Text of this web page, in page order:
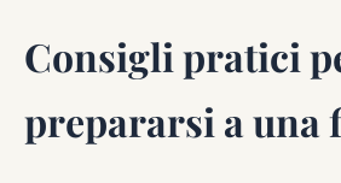
Consigli pratici
prepararsi a una